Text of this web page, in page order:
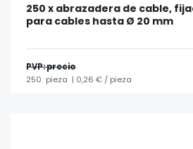
250 x abrazadera de cable,
para cables hasta Ø 20 mm
PVP: precio
250 pieza | 0,26 € / pieza